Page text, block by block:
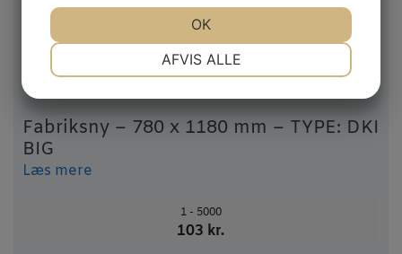
Fabriksny – 780 x 1180 mm – TYPE: DKI
BIG
Læs mere
1 - 5000
103 kr.
AFVIS ALLE
OK